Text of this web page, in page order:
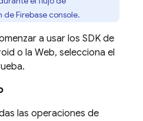
deFirebaseconsole.
a usar los SDK de
o la Web, selecciona el
las operaciones de